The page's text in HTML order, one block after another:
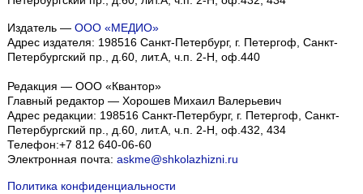
Издатель — ООО «МЕДИО»
Адрес издателя: 198516 Санкт-Петербург, г. Петергоф, Санкт-
Петербургский пр., д.60, лит.А, ч.п. 2-Н, оф.440
Редакция — ООО «Квантор»
Главный редактор — Хорошев Михаил Валерьевич
Адрес редакции: 198516 Санкт-Петербург, г. Петергоф Санкт-
Петербургский пр., д.60, лит.А, ч.п. 2-Н, оф.432, 434
Телефон:+7 812 640-06-60
Электронная почта: askme@shkolazhizni.ru
Политика конфиденциальности